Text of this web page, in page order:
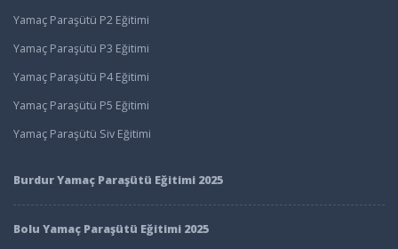
Yamaç Paraşütü P2 Eğitimi
Yamaç Paraşütü P3 Eğitimi
Yamaç Paraşütü P4 Eğitimi
Yamaç Paraşütü P5 Eğitimi
Yamaç Paraşütü Siv Eğitimi
Burdur Yamaç Paraşütü Eğitimi 2025
Bolu Yamaç Paraşütü Eğitimi 2025